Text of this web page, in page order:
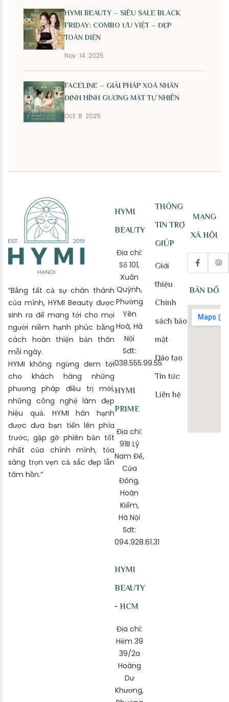
HYMI BEAUTY – SIÊU SALE BLACK
FRIDAY: COMBO ƯU VIỆT – ĐẸP
TOÀN DIỆN
Nov .14 .2025
FACELINE – GIẢI PHÁP XOÁ NHĂN
ĐỊNH HÌNH GƯƠNG MẶT TỰ NHIÊN
Oct .8 .2025
“Bằng tất cả sự chân thành
của mình, HYMI Beauty được
sinh ra để mang tới cho mọi
người niềm hạnh phúc bằng
cách hoàn thiện bản thân
mỗi ngày.
HYMI không ngừng đem tới
cho khách hàng những
phương pháp điều trị mới,
những công nghệ làm đẹp
hiệu quả. HYMI hân hạnh
được đưa bạn tiến lên phía
trước, gặp gỡ phiên bản tốt
nhất của chính mình, tỏa
sáng trọn vẹn cả sắc đẹp lẫn
tâm hồn.”
HYMI
BEAUTY
Địa chỉ:
Số 101,
Xuân
Quỳnh,
Phường
Yên
Hoà, Hà
Nội
Sđt:
038.555.99.55
HYMI
PRIME
Địa chỉ:
91B Lý
Nam Đế,
Cửa
Đông,
Hoàn
Kiếm,
Hà Nội
Sđt:
094.928.61.31
HYMI
BEAUTY
- HCM
Địa chỉ:
Hẻm 39
39/2a
Hoàng
Dư
Khương,
THÔNG
TIN TRỢ
GIÚP
Giới
thiệu
Chính
sách bảo
mật
Đào tạo
Tin tức
Liên hệ
MẠNG
XÃ HỘI
BẢN ĐỒ